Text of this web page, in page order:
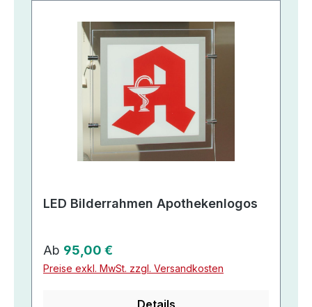
LED Bilderrahmen Apothekenlogos
Regulärer Preis:
Ab 95,00 €
Preise exkl. MwSt. zzgl. Versandkosten
Details